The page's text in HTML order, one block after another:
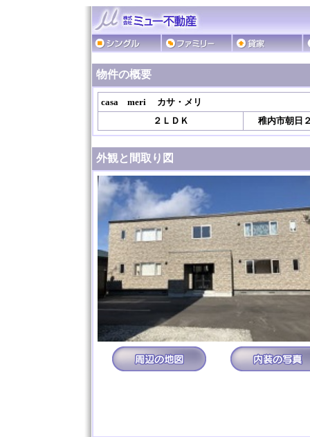
物件の概要
casa meri
カサ・メリ
２ＬＤＫ
稚内市朝日
外観と間取り図